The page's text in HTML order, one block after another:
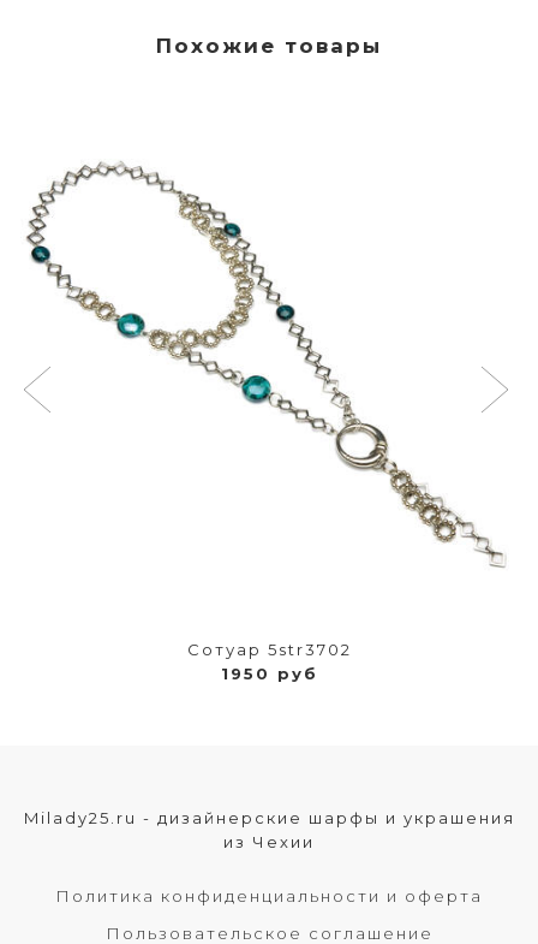
Похожие товары
Сотуар 5str3702
1950 руб
Milady25.ru - дизайнерские шарфы и украшения
из Чехии
Политика конфиденциальности и оферта
Пользовательское соглашение